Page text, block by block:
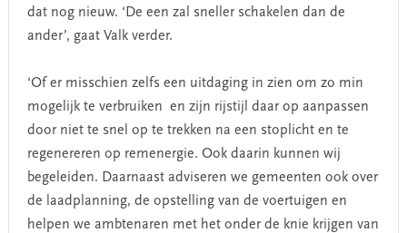
dat nog nieuw. ‘De een zal sneller schakelen dan de
ander’, gaat Valk verder.
‘Of er misschien zelfs een uitdaging in zien om zo min
mogelijk te verbruiken en zijn rijstijl daar op aanpassen
door niet te snel op te trekken na een stoplicht en te
regenereren op remenergie. Ook daarin kunnen wij
begeleiden. Daarnaast adviseren we gemeenten ook over
de laadplanning, de opstelling van de voertuigen en
helpen we ambtenaren met het onder de knie krijgen van